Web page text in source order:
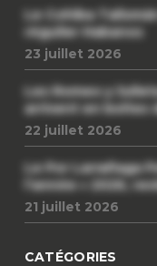
Le Cohiba
régulier Habanos
23 juillet 2026
Les Romeo y
arrivent en boîtes
22 juillet 2026
Le Por Larrañaga
l’année » 2026,
21 juillet 2026
CATÉGORIES